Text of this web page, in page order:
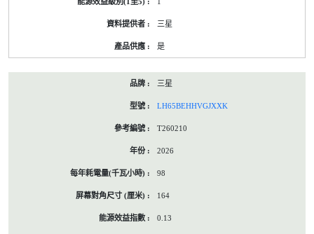
三星
是
三星
LH65BEHHVGJXXK
T260210
2026
98
164
0.13